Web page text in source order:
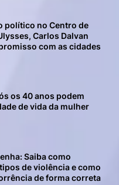
político no Centro de
Carlos Dalvan
com as cidades
os 40 anos podem
de vida da mulher
Saiba como
de violência e como
de forma correta